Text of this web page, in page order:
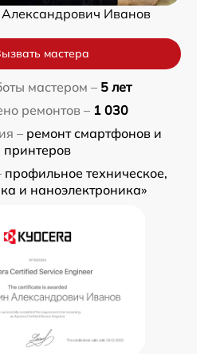
Александрович Иванов
мастера
мастером – 5 лет
ремонтов – 1 030
– ремонт смартфонов и
принтеров
профильное техническое,
и наноэлектроника»